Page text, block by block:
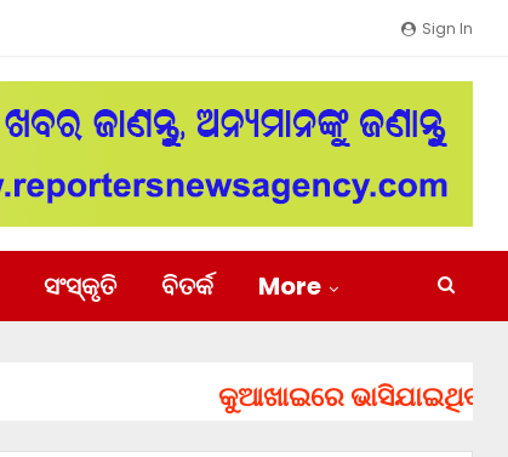
Sign In
ସଂସ୍କୃତି ବିତର୍କ More
କୁଆଖାଇରେ ଭାସିଯାଇଥିବା ୨